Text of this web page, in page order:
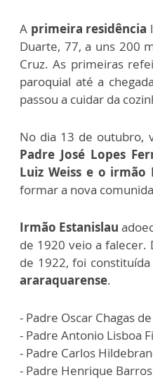
A primeira residência
Duarte, 77, a uns 200
Cruz. As primeiras
paroquial até a
passou a cuidar da
No dia 13 de outubro,
Padre José Lopes
Luiz Weiss e o irmão
formar a nova
Irmão Estanislau
de 1920 veio a falecer.
de 1922, foi constituída
araraquarense.
- Padre Oscar Chagas
- Padre Antonio Lisboa
- Padre Carlos
- Padre Henrique Barros